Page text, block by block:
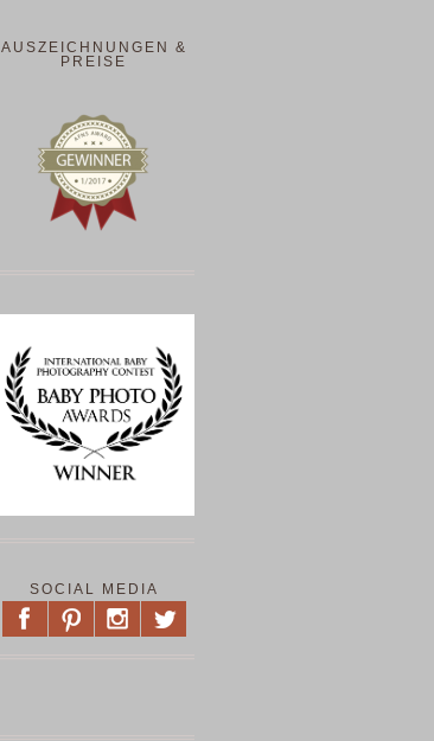
AUSZEICHNUNGEN &
PREISE
SOCIAL MEDIA